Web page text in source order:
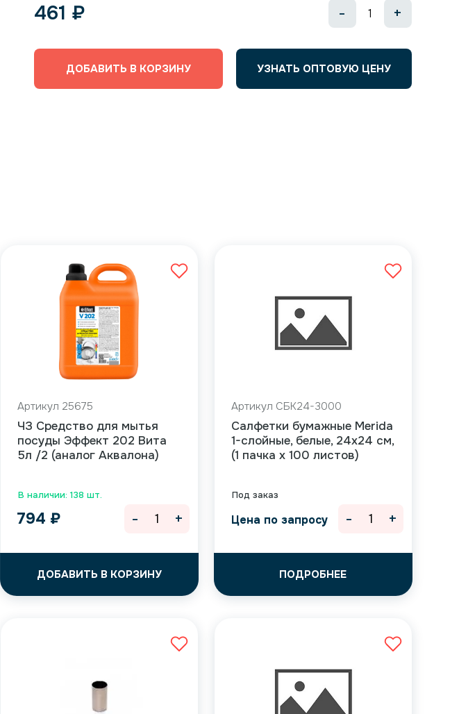
461 ₽ - +
ДОБАВИТЬ В КОРЗИНУ УЗНАТЬ ОПТОВУЮ ЦЕНУ
В наличии: 138 шт.
Артикул 25675
ЧЗ Средство для мытья
посуды Эффект 202 Вита
5л /2 (аналог Аквалона)
794 ₽
ДОБАВИТЬ В КОРЗИНУ
- +
Под заказ
Артикул СБК24-3000
Салфетки бумажные Merida
1-слойные, белые, 24х24 см,
(1 пачка х 100 листов)
Цена по запросу
ПОДРОБНЕЕ
- +